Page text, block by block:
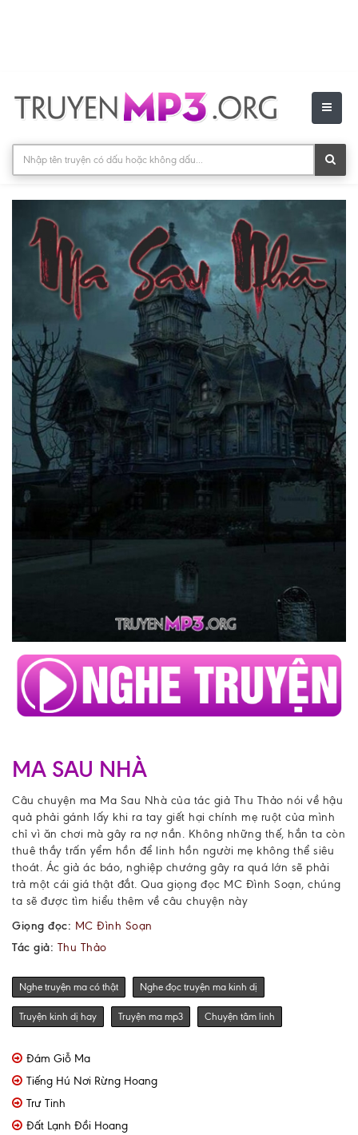
MA SAU NHÀ
Câu chuyện ma Ma Sau Nhà của tác giả Thu Thảo nói về hậu
quả phải gánh lấy khi ra tay giết hại chính mẹ ruột của mình
chỉ vì ăn chơi mà gây ra nợ nần. Không những thế, hắn ta còn
thuê thầy trấn yểm hồn để linh hồn người mẹ không thể siêu
thoát. Ác giả ác báo, nghiệp chướng gây ra quá lớn sẽ phải
trả một cái giá thật đắt. Qua giọng đọc MC Đình Soạn, chúng
ta sẽ được tìm hiểu thêm về câu chuyện này
Giọng đọc: MC Đình Soạn
Tác giả: Thu Thảo
Nghe truyện ma có thật Nghe đọc truyện ma kinh dị
Truyện kinh dị hay Truyện ma mp3 Chuyện tâm linh
Đám Giỗ Ma
Tiếng Hú Nơi Rừng Hoang
Trư Tinh
Đất Lạnh Đồi Hoang